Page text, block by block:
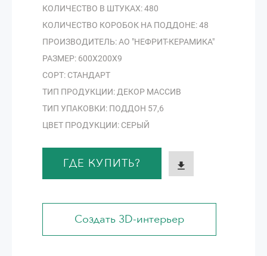
КОЛИЧЕСТВО В ШТУКАХ: 480
КОЛИЧЕСТВО КОРОБОК НА ПОДДОНЕ: 48
ПРОИЗВОДИТЕЛЬ: АО "НЕФРИТ-КЕРАМИКА"
РАЗМЕР: 600Х200Х9
СОРТ: СТАНДАРТ
ТИП ПРОДУКЦИИ: ДЕКОР МАССИВ
ТИП УПАКОВКИ: ПОДДОН 57,6
ЦВЕТ ПРОДУКЦИИ: СЕРЫЙ
ГДЕ КУПИТЬ?
Создать 3D-интерьер